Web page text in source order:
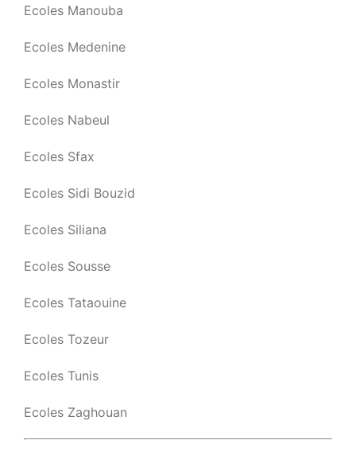
Ecoles Manouba
Ecoles Medenine
Ecoles Monastir
Ecoles Nabeul
Ecoles Sfax
Ecoles Sidi Bouzid
Ecoles Siliana
Ecoles Sousse
Ecoles Tataouine
Ecoles Tozeur
Ecoles Tunis
Ecoles Zaghouan